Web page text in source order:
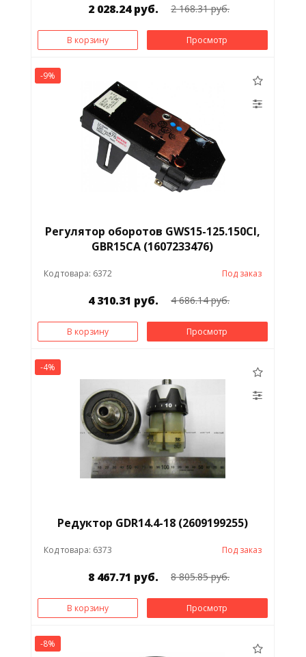
2 028.24 руб. 2 168.31 руб.
В корзину Просмотр
-9%
Регулятор оборотов GWS15-125.150CI,
GBR15CA (1607233476)
Код товара: 6372 Под заказ
4 310.31 руб. 4 686.14 руб.
В корзину Просмотр
-4%
Редуктор GDR14.4-18 (2609199255)
Код товара: 6373 Под заказ
8 467.71 руб. 8 805.85 руб.
В корзину Просмотр
-8%